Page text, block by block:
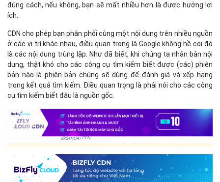
đúng cách, nếu không, bạn sẽ mất nhiều hơn là được hưởng lợi
ích.
CDN cho phép bạn phân phối cùng một nội dung trên nhiều nguồn
ở các vị trí khác nhau, điều quan trọng là Google không hề coi đó
là các nội dung trùng lặp. Như đã biết, khi chúng ta nhân bản nội
dung, thật khó cho các công cụ tìm kiếm biết được (các) phiên
bản nào là phiên bản chúng sẽ dùng để đánh giá và xếp hạng
trong kết quả tìm kiếm. Điều quan trọng là phải nói cho các công
cụ tìm kiếm biết đâu là nguồn gốc.